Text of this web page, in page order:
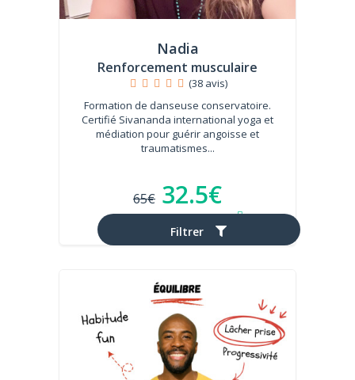
Filtrer
Nadia
Renforcement musculaire
(38 avis)
Formation de danseuse conservatoire.
Certifié Sivananda international yoga et
médiation pour guérir angoisse et
traumatismes...
65€ 32.5€
Après réduction d'impôts